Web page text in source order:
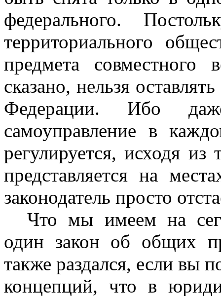
федерального.
территориального
предмета совместного
сказано, нельзя
Федерации. Ибо
самоуправление в
регулируется, исходя
представляется на
законодатель просто
Что мы имеем на
один закон об общих
также раздался, если вы
концепций, что в